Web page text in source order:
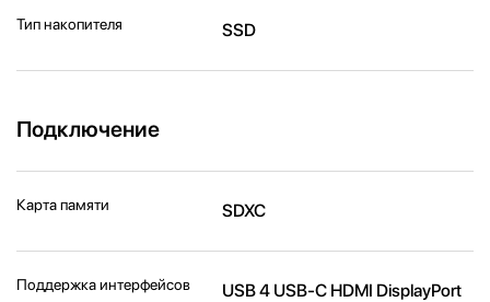
Тип накопителя SSD
Подключение
Карта памяти SDXC
Поддержка интерфейсов
USB 4 USB-C HDMI DisplayPort